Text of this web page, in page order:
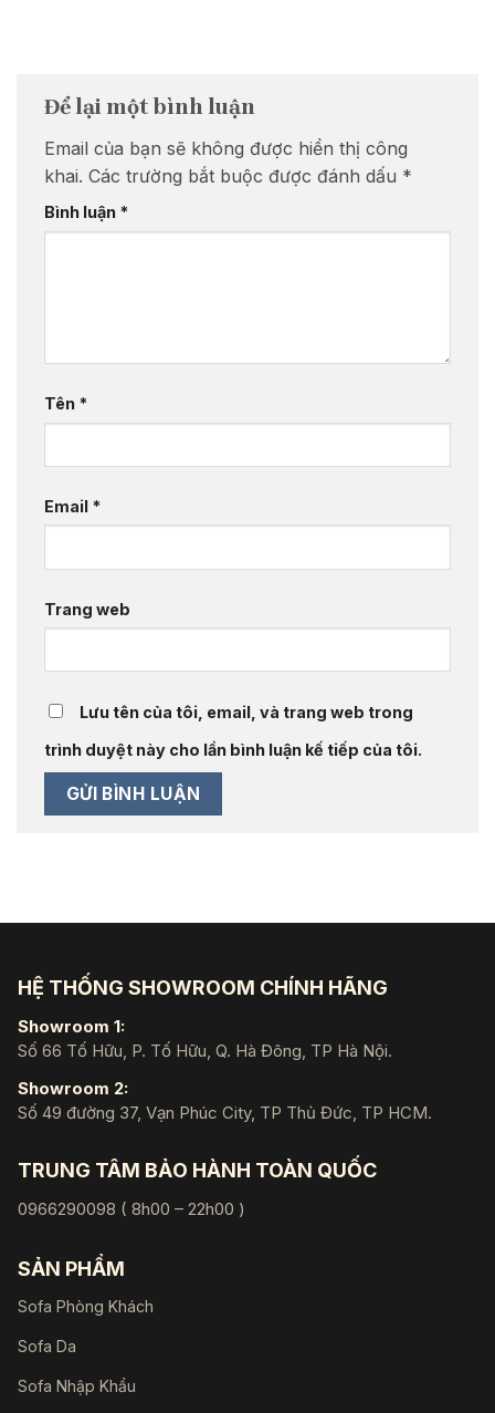
Để lại một bình luận
Email của bạn sẽ không được hiển thị công
khai. Các trường bắt buộc được đánh dấu *
Bình luận *
Tên *
Email *
Trang web
Lưu tên của tôi, email, và trang web trong
trình duyệt này cho lần bình luận kế tiếp của tôi.
HỆ THỐNG SHOWROOM CHÍNH HÃNG
Showroom 1:
Số 66 Tố Hữu, P. Tố Hữu, Q. Hà Đông, TP Hà Nội.
Showroom 2:
Số 49 đường 37, Vạn Phúc City, TP Thủ Đức, TP HCM.
TRUNG TÂM BẢO HÀNH TOÀN QUỐC
0966290098 ( 8h00 – 22h00 )
SẢN PHẨM
Sofa Phòng Khách
Sofa Da
Sofa Nhập Khẩu